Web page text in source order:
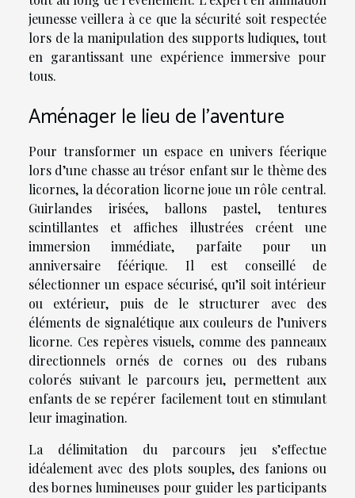
jeunesse veillera à ce que la sécurité soit respectée
lors de la manipulation des supports ludiques, tout
en garantissant une expérience immersive pour
tous.
Aménager le lieu de l’aventure
Pour transformer un espace en univers féerique
lors d’une chasse au trésor enfant sur le thème des
licornes, la décoration licorne joue un rôle central.
Guirlandes irisées, ballons pastel, tentures
scintillantes et affiches illustrées créent une
immersion immédiate, parfaite pour un
anniversaire féérique. Il est conseillé de
sélectionner un espace sécurisé, qu’il soit intérieur
ou extérieur, puis de le structurer avec des
éléments de signalétique aux couleurs de l’univers
licorne. Ces repères visuels, comme des panneaux
directionnels ornés de cornes ou des rubans
colorés suivant le parcours jeu, permettent aux
enfants de se repérer facilement tout en stimulant
leur imagination.
La délimitation du parcours jeu s’effectue
idéalement avec des plots souples, des fanions ou
des bornes lumineuses pour guider les participants